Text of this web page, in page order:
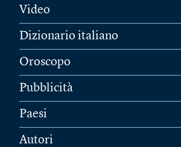
Video
Dizionario italiano
Oroscopo
Pubblicità
Paesi
Autori